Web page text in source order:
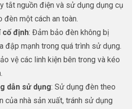
tắt nguồn điện và sử dụng dụng cụ
đèn một cách an toàn.
cố định: Đảm bảo đèn không bị
đập mạnh trong quá trình sử dụng.
vệ các linh kiện bên trong và kéo
dẫn sử dụng: Sử dụng đèn theo
của nhà sản xuất, tránh sử dụng